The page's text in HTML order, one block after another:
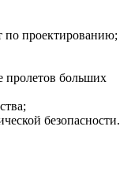
по проектированию;
пролетов больших
безопасности.